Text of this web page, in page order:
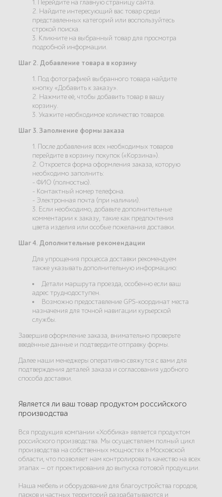
1. Перейдите на главную страницу сайта.
2. Найдите интересующий вас товар среди
представленных категорий или воспользуйтесь
строкой поиска.
3. Кликните на выбранный товар для просмотра
подробной информации.
Шаг 2. Добавление товара в корзину
1. Под фотографией выбранного товара найдите
кнопку «Добавить к заказу».
2. Нажмите её, чтобы добавить товар в вашу
корзину.
3. Укажите необходимое количество товаров.
Шаг 3. Заполнение формы заказа
1. После добавления всех необходимых товаров
перейдите в корзину покупок («Корзина»).
2. Откроется форма оформления заказа, которую
необходимо заполнить:
- ФИО (полностью).
- Контактный номер телефона.
- Электронная почта (при наличии).
3. Если необходимо, добавьте дополнительные
комментарии к заказу, такие как предпочтения
цвета изделия или особые пожелания доставки.
Шаг 4. Дополнительные рекомендации
Для упрощения процесса доставки рекомендуем
также указывать дополнительную информацию:
Детали маршрута проезда, особенно если ваш
адрес труднодоступен.
Возможно предоставление GPS-координат места
назначения для точной навигации курьерской
службы.
Завершив оформление заказа, внимательно проверьте
введённые данные и подтвердите отправку формы.
Далее наши менеджеры оперативно свяжутся с вами для
подтверждения деталей заказа и согласования удобного
способа доставки.
Является ли ваш товар продуктом российского
производства
Вся продукция компании «Хоббика» является продуктом
российского производства. Мы осуществляем полный цикл
производства на собственных мощностях в Московской
области, что позволяет нам контролировать качество на всех
этапах — от проектирования до выпуска готовой продукции.
Наша мебель и оборудование для благоустройства городов,
парков и частных территорий разрабатываются и